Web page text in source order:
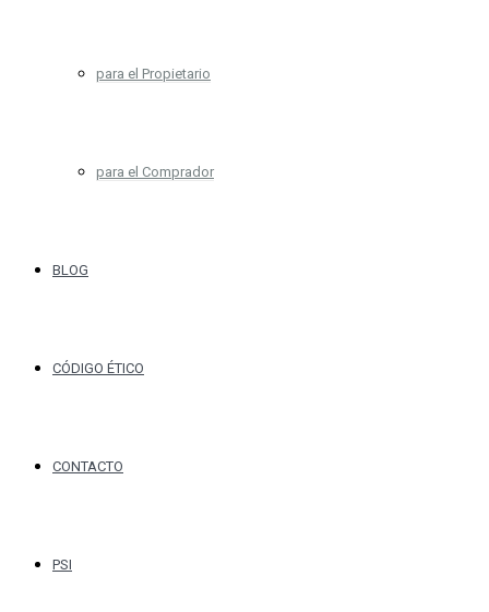
para el Propietario
para el Comprador
BLOG
CÓDIGO ÉTICO
CONTACTO
PSI